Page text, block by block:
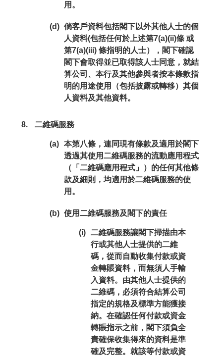
用。
(d) 倘客戶資料包括閣下以外其他人士的個
人資料(包括任何於上述第7(a)(ii)條 或
第7(a)(iii) 條指明的人士），閣下確認
閣下會取得並已取得該人士同意，就結
算公司、本行及其他參與者按本條款指
明的用途使用（包括披露或轉移）其個
人資料及其他資料。
二維碼服務
(a) 本第八條，連同現有條款及適用於閣下
透過其使用二維碼服務的流動應用程式
（「二維碼應用程式」）的任何其他條
款及細則，均適用於二維碼服務的使
用。
(b) 使用二維碼服務及閣下的責任
(i)
二維碼服務讓閣下掃描由本
行或其他人士提供的二維
碼，從而自動收集付款或資
金轉賬資料，而無須人手輸
入資料。由其他人士提供的
二維碼，必須符合結算公司
指定的規格及標準方能獲接
納。 在確認任何付款或資金
轉賬指示之前，閣下須負全
責確保收集得來的資料是準
確及完整。就該等付款或資